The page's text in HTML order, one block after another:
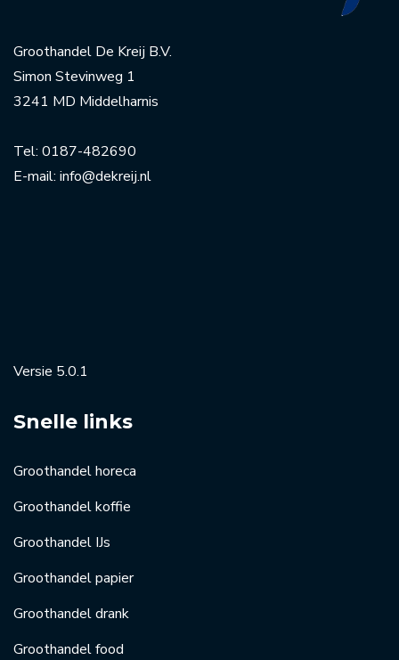
Groothandel De Kreij B.V.
Simon Stevinweg 1
3241 MD Middelharnis
Tel: 0187-482690
E-mail: info@dekreij.nl
Versie 5.0.1
Snelle links
Groothandel horeca
Groothandel koffie
Groothandel IJs
Groothandel papier
Groothandel drank
Groothandel food